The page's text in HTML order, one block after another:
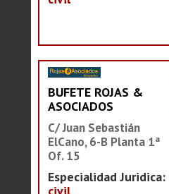
BUFETE ROJAS &
ASOCIADOS
C/ Juan Sebastián
ElCano, 6-B Planta 1ª
Of. 15
Especialidad Juridica: